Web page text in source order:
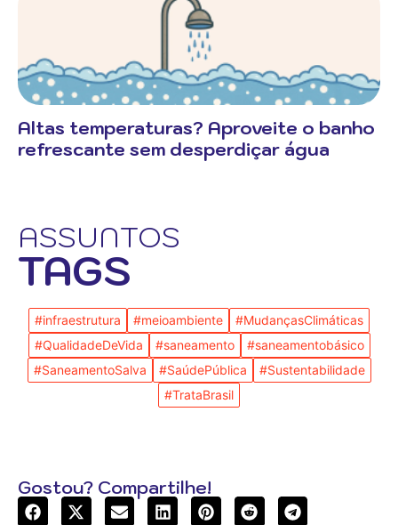
Altas temperaturas? Aproveite o banho
refrescante sem desperdiçar água
ASSUNTOS
TAGS
#infraestrutura #meioambiente
#MudançasClimáticas
#QualidadeDeVida
#saneamento
#saneamentobásico
#SaneamentoSalva
#SaúdePública
#Sustentabilidade
#TrataBrasil
Gostou? Compartilhe!